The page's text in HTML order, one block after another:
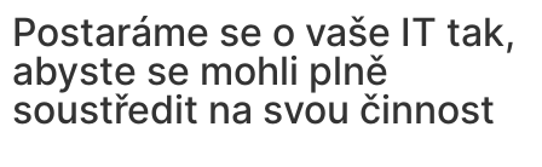
Postaráme se o vaše IT tak,
abyste se mohli plně
soustředit na svou činnost